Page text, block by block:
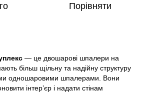
Порівняти
— це двошарові шпалери на
більш щільну та надійну структуру
одношаровими шпалерами. Вони
інтер’єр і надати стінам